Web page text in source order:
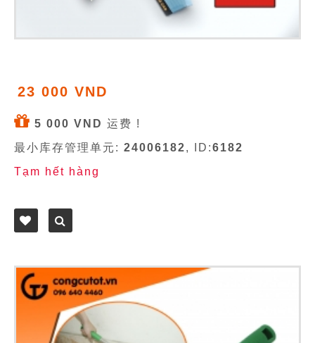
23 000 VND
5 000 VND 运费 !
最小库存管理单元: 24006182, ID:6182
Tạm hết hàng